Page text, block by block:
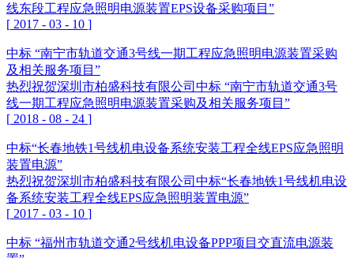
线东段工程应急照明电源装置EPS设备采购项目”
[ 2017 - 03 - 10 ]
中标 “南宁市轨道交通3号线一期工程应急照明电源装置采购
及相关服务项目”
热烈祝贺深圳市柏盛科技有限公司中标 “南宁市轨道交通3号
线一期工程应急照明电源装置采购及相关服务项目”
[ 2018 - 08 - 24 ]
中标“长春地铁1号线机电设备系统安装工程全线EPS应急照明
装置电源”
热烈祝贺深圳市柏盛科技有限公司中标“长春地铁1号线机电设
备系统安装工程全线EPS应急照明装置电源”
[ 2017 - 03 - 10 ]
中标 “福州市轨道交通2号线机电设备PPP项目交直流电源装